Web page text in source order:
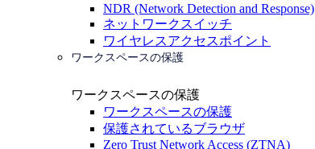
NDR (Network Detection and Response)
ネットワークスイッチ
ワイヤレスアクセスポイント
ワークスペースの保護
ワークスペースの保護
ワークスペースの保護
保護されているブラウザ
Zero Trust Network Access (ZTNA)